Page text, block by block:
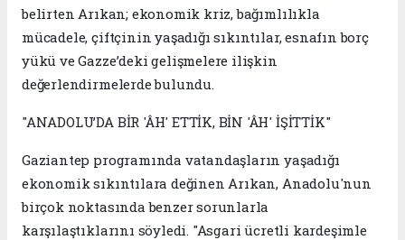
belirten Arıkan; ekonomik kriz, bağımlılıkla
mücadele, çiftçinin yaşadığı sıkıntılar, esnafın borç
yükü ve Gazze’deki gelişmelere ilişkin
değerlendirmelerde bulundu.
"ANADOLU’DA BİR 'ÂH' ETTİK, BİN 'ÂH' İŞİTTİK"
Gaziantep programında vatandaşların yaşadığı
ekonomik sıkıntılara değinen Arıkan, Anadolu'nun
birçok noktasında benzer sorunlarla
karşılaştıklarını söyledi. "Asgari ücretli kardeşimle